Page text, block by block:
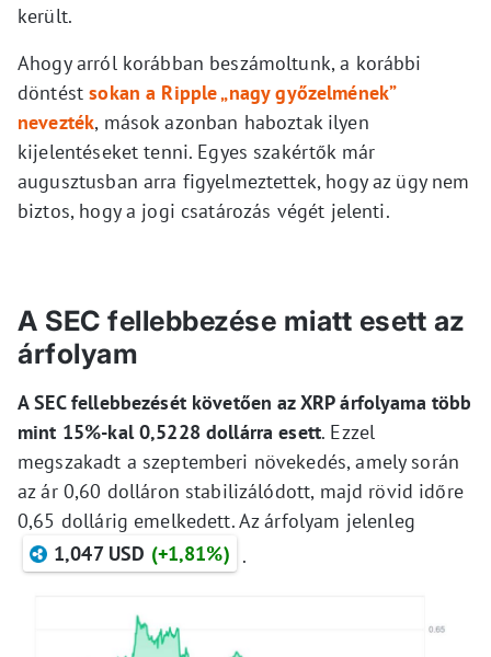
került.
Ahogy arról korábban beszámoltunk, a korábbi
döntéstsokan a Ripple „nagy győzelmének”
nevezték, mások azonban haboztak ilyen
kijelentéseket tenni. Egyes szakértők már
augusztusban arra figyelmeztettek, hogy az ügy nem
biztos, hogy a jogi csatározás végét jelenti.
A SEC fellebbezése miatt esett az
árfolyam
A SEC fellebbezését követően az XRP árfolyama több
mint 15%-kal 0,5228 dollárra esett. Ezzel
megszakadt a szeptemberi növekedés, amely során
az ár 0,60 dolláron stabilizálódott, majd rövid időre
0,65 dollárig emelkedett. Az árfolyam jelenleg
1,047 USD (+1,81%) .